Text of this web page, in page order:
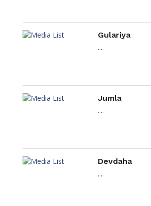
Gulariya
....
Jumla
....
Devdaha
....